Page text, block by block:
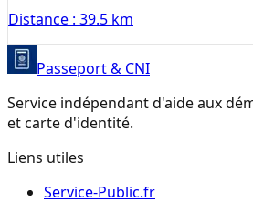
Distance : 39.5 km
Passeport & CNI
Service indépendant d'aide aux
et carte d'identité.
Liens utiles
Service-Public.fr